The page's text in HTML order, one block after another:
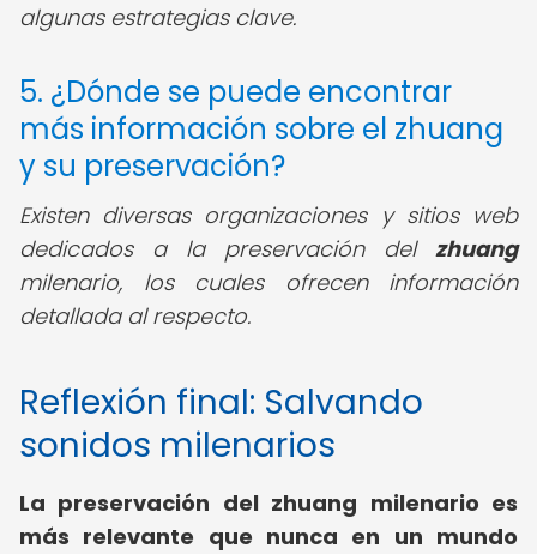
algunas estrategias clave.
5. ¿Dónde se puede encontrar
más información sobre el zhuang
y su preservación?
Existen diversas organizaciones y sitios web
dedicados a la preservación del zhuang
milenario, los cuales ofrecen información
detallada al respecto.
Reflexión final: Salvando
sonidos milenarios
La preservación del zhuang milenario es
más relevante que nunca en un mundo